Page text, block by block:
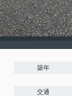
築年
交通